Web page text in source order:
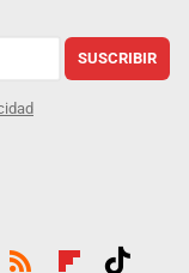
SUSCRIBIR